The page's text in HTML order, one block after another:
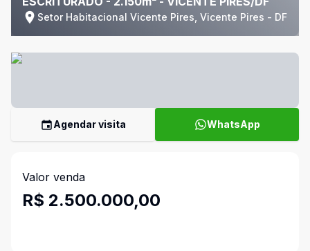
Setor Habitacional Vicente Pires, Vicente Pires - DF
Agendar visita WhatsApp
Valor venda
R$ 2.500.000,00